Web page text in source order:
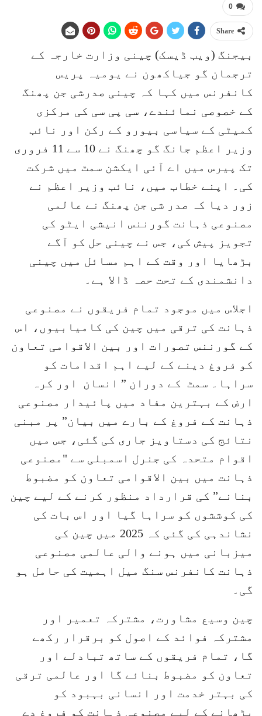
0
Share
بیجنگ (ویب ڈیسک) چینی وزارت خارجہ کے
ترجمان گو جیاکھون نے یومیہ پریس
کانفرنس میں کہا کہ چینی صدرشی جن پھنگ
کے خصوصی نمائندے، سی پی سی کی مرکزی
کمیٹی کے سیاسی بیورو کے رکن اور نائب
وزیر اعظم جانگ گو چھنگ نے 10 سے 11 فروری
تک پیرس میں اے آئی ایکشن سمٹ میں شرکت
کی۔ اپنے خطاب میں، نائب وزیر اعظم نے
زور دیا کہ صدر شی جن پھنگ نے عالمی
مصنوعی ذہانت گورننس انیشی ایٹو کی
تجویز پیش کی، جس نے چینی حل کو آگے
بڑھایا اور وقت کے اہم مسائل میں چینی
دانشمندی کے تحت حصہ ڈالا ہے۔
اجلاس میں موجود تمام فریقوں نے مصنوعی
ذہانت کی ترقی میں چین کی کامیابیوں، اس
کے گورننس تصورات اور بین الاقوامی تعاون
کو فروغ دینے کے لیے اہم اقدامات کو
سراہا۔ سمٹ کے دوران ” انسان اور کرہ
ارض کے بہترین مفاد میں پائیدار مصنوعی
ذہانت کے فروغ کے بارے میں بیان” پر مبنی
نتائج کی دستاویز جاری کی گئی، جس میں
اقوام متحدہ کی جنرل اسمبلی سے "مصنوعی
ذہانت میں بین الاقوامی تعاون کو مضبوط
بنانے” کی قرارداد منظور کرنے کے لیے چین
کی کوششوں کو سراہا گیا اور اس بات کی
نشاندہی کی گئی کہ 2025 میں چین کی
میزبانی میں ہونے والی عالمی مصنوعی
ذہانت کانفرنس سنگ میل اہمیت کی حامل ہو
گی۔
چین وسیع مشاورت، مشترکہ تعمیر اور
مشترکہ فوائد کے اصول کو برقرار رکھے
گا، تمام فریقوں کے ساتھ تبادلے اور
تعاون کو مضبوط بنائے گا اور عالمی ترقی
کی بہتر خدمت اور انسانی بہبود کو
بڑھانے کے لیے مصنوعی ذہانت کو فروغ دے